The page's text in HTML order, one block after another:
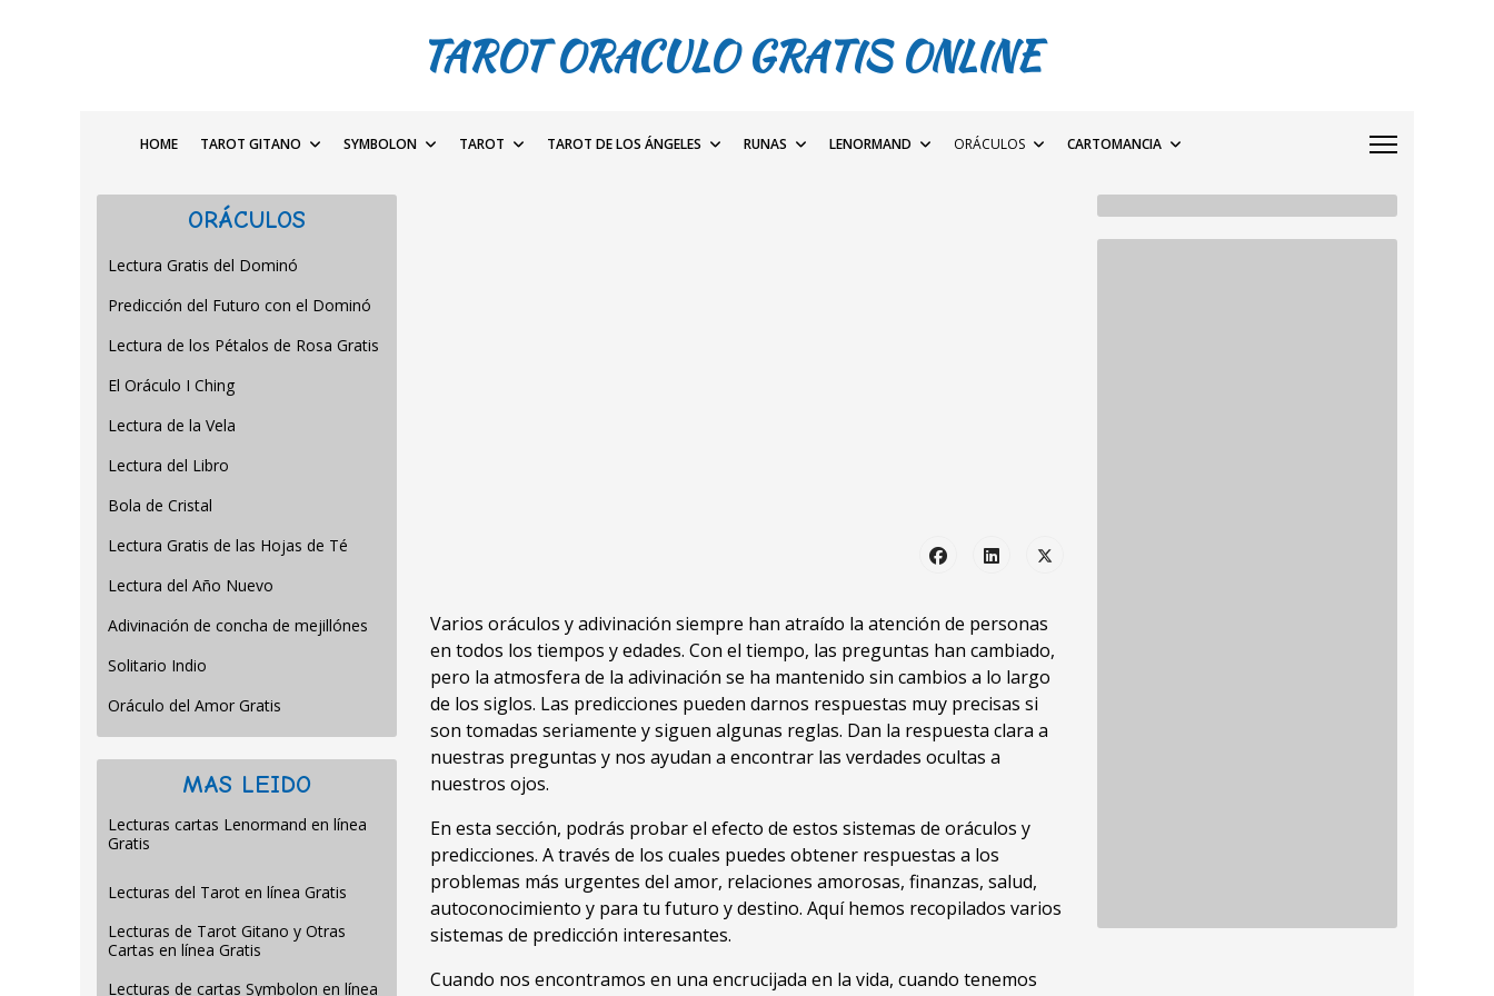
TAROT ORACULO GRATIS ONLINE
HOME TAROT GITANO SYMBOLON TAROT TAROT DE LOS ÁNGELES RUNAS LENORMAND ORÁCULOS CARTOMANCIA
ORÁCULOS
Lectura Gratis del Dominó
Predicción del Futuro con el Dominó
Lectura de los Pétalos de Rosa Gratis
El Oráculo I Ching
Lectura de la Vela
Lectura del Libro
Bola de Cristal
Lectura Gratis de las Hojas de Té
Lectura del Año Nuevo
Adivinación de concha de mejillónes
Solitario Indio
Oráculo del Amor Gratis
MAS LEIDO
Lecturas cartas Lenormand en línea
Gratis
Lecturas del Tarot en línea Gratis
Lecturas de Tarot Gitano y Otras
Cartas en línea Gratis
Lecturas de cartas Symbolon en línea
Varios oráculos y adivinación siempre han atraído la atención de personas
en todos los tiempos y edades. Con el tiempo, las preguntas han cambiado,
pero la atmosfera de la adivinación se ha mantenido sin cambios a lo largo
de los siglos. Las predicciones pueden darnos respuestas muy precisas si
son tomadas seriamente y siguen algunas reglas. Dan la respuesta clara a
nuestras preguntas y nos ayudan a encontrar las verdades ocultas a
nuestros ojos.
En esta sección, podrás probar el efecto de estos sistemas de oráculos y
predicciones. A través de los cuales puedes obtener respuestas a los
problemas más urgentes del amor, relaciones amorosas, finanzas, salud,
autoconocimiento y para tu futuro y destino. Aquí hemos recopilados varios
sistemas de predicción interesantes.
Cuando nos encontramos en una encrucijada en la vida, cuando tenemos